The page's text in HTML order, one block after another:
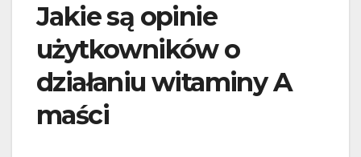
Jakie są opinie
użytkowników o
działaniu witaminy A
maści